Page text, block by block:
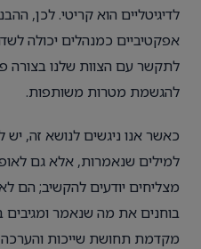
לדיגיטליים הוא קריטי. לכן,
אפקטיביים כמנהלים יכולה
לתקשר עם הצוות שלנו בצורה
להגשמת מטרות משותפות.
כאשר אנו ניגשים לנושא זה,
למילים שנאמרות, אלא גם
מצליחים יודעים להקשיב; הם
בוחנים את מה שנאמר
מקדמת תחושת שייכות